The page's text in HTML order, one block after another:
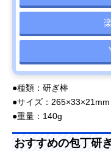
●種類：研ぎ棒
●サイズ：265×33×21mm
●重量：140g
おすすめの包丁研